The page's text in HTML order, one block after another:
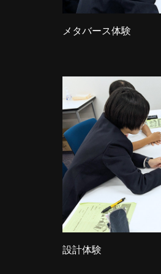
メタバース体験
設計体験